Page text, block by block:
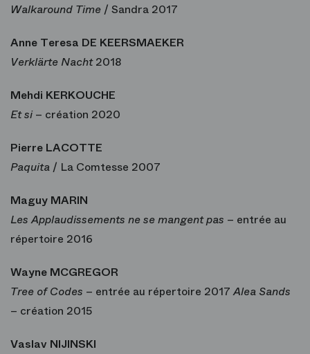
Walkaround Time / Sandra 2017
Anne Teresa DE KEERSMAEKER
Verklärte Nacht2018
Mehdi KERKOUCHE
Et si– création 2020
Pierre LACOTTE
Paquita / La Comtesse 2007
Maguy MARIN
Les Applaudissements ne se mangent pas – entrée au
répertoire 2016
Wayne MCGREGOR
Tree of Codes – entrée au répertoire 2017Alea Sands
– création 2015
Vaslav NIJINSKI